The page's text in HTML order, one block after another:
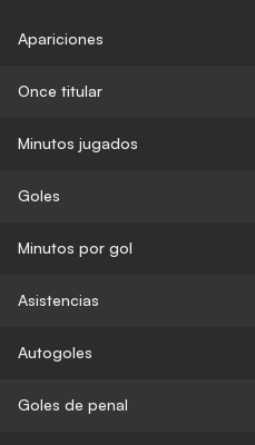
Apariciones
Once titular
Minutos jugados
Goles
Minutos por gol
Asistencias
Autogoles
Goles de penal